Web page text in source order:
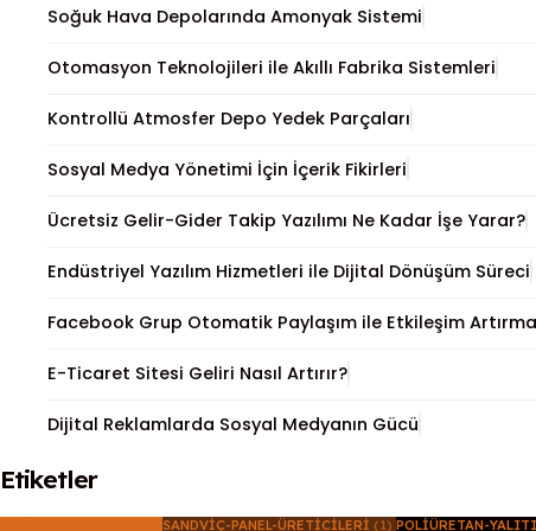
Soğuk Hava Depolarında Amonyak Sistemi
Otomasyon Teknolojileri ile Akıllı Fabrika Sistemleri
Kontrollü Atmosfer Depo Yedek Parçaları
Sosyal Medya Yönetimi İçin İçerik Fikirleri
Ücretsiz Gelir-Gider Takip Yazılımı Ne Kadar İşe Yarar?
Endüstriyel Yazılım Hizmetleri ile Dijital Dönüşüm Süreci
Facebook Grup Otomatik Paylaşım ile Etkileşim
E-Ticaret Sitesi Geliri Nasıl Artırır?
Dijital Reklamlarda Sosyal Medyanın Gücü
Etiketler
SANDVIÇ-PANEL-ÜRETICILERI (1) POLIÜRETAN-